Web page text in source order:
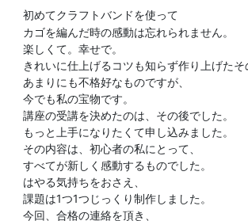
初めてクラフトバンドを使って
カゴを編んだ時の感動は忘れられません。
楽しくて。幸せで。
きれいに仕上げるコツも知らず作り上げたそ
あまりにも不格好なものですが、
今でも私の宝物です。
講座の受講を決めたのは、その後でした。
もっと上手になりたくて申し込みました。
その内容は、初心者の私にとって、
すべてが新しく感動するものでした。
はやる気持ちをおさえ、
課題は1つ1つじっくり制作しました。
今回、合格の連絡を頂き、